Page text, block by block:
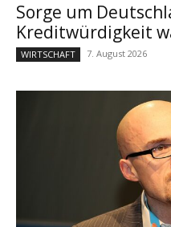
Sorge um
Kreditwürdigkeit
WIRTSCHAFT 7. August 2026